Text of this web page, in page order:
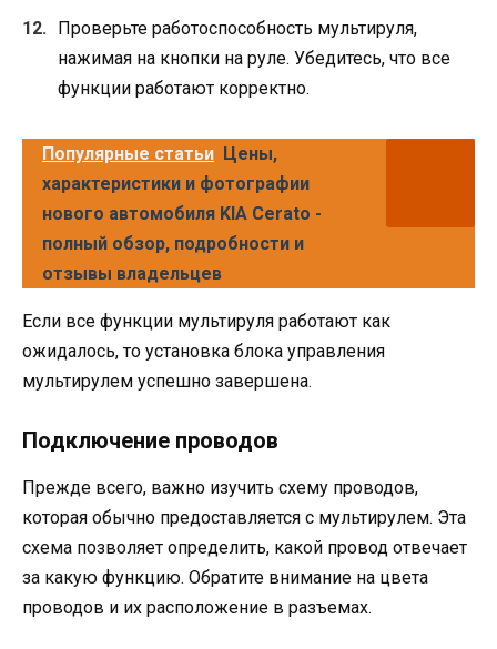
Проверьте работоспособность мультируля,
нажимая на кнопки на руле. Убедитесь, что все
функции работают корректно.
Популярные статьи Цены,
характеристики и фотографии
нового автомобиля KIA Cerato -
полный обзор, подробности и
отзывы владельцев
Если все функции мультируля работают как
ожидалось, то установка блока управления
мультирулем успешно завершена.
Подключение проводов
Прежде всего, важно изучить схему проводов,
которая обычно предоставляется с мультирулем. Эта
схема позволяет определить, какой провод отвечает
за какую функцию. Обратите внимание на цвета
проводов и их расположение в разъемах.